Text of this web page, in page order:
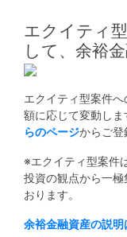
資
エクイティ
して、余裕
エクイティ型案件
額に応じて変動し
らのページからご登
※エクイティ型案件
投資の観点から一
おります。
余裕金融資産の説明